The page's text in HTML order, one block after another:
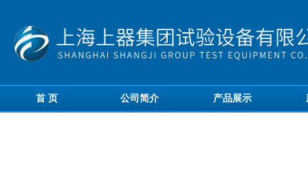
首 页 公司简介 产品展示